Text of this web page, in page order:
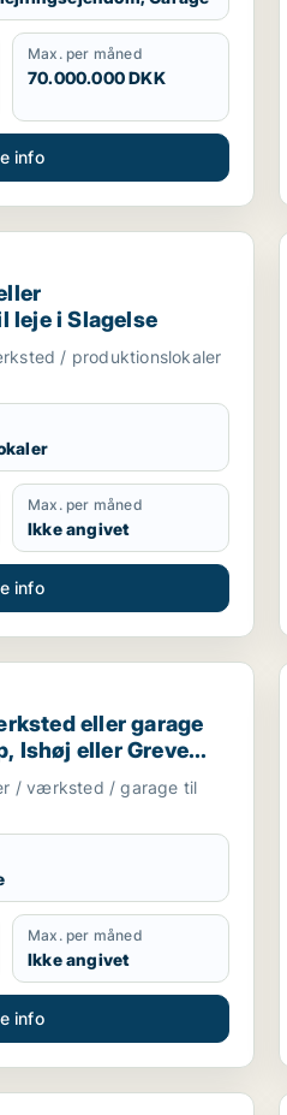
Max. per måned
70.000.000 DKK
info
produktionslokaler til leje i
leje i Slagelse
/ produktionslokaler
Max. per måned
Ikke angivet
info
eller garage til leje i Høje
eller garage
Ishøj eller Greve
/ værksted / garage til
Max. per måned
Ikke angivet
info